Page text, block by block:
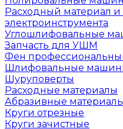
Расходный материал и
электроинструмента
Углошлифовальные
Запчасть для УШМ
Фен
Шлифовальные
Шуруповерты
Расходные материалы
Абразивные материалы
Круги отрезные
Круги зачистные